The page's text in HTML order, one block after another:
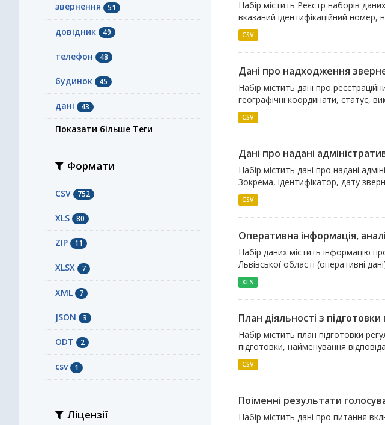
звернення 51
довідник 49
телефон 48
будинок 45
дані 43
Показати більше Теги
Формати
CSV 752
XLS 80
ZIP 11
XLSX 7
XML 7
JSON 3
ODT 2
сsv 1
Ліцензії
Набір містить Реєстр наборів
вказаний ідентифікаційний номер,
CSV
Дані про надходження
Набір містить дані про
географічні координати, статус,
CSV
Дані про надані
Набір містить дані про надані
Зокрема, ідентифікатор, дату
CSV
Оперативна інформація,
Набір даних містить інформацію
Львівської області (оперативні
XLS
План діяльності з
Набір містить план підготовки
підготовки, найменування
CSV
Поіменні результати
Набір містить дані про питання